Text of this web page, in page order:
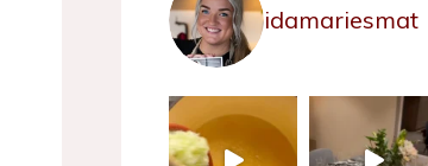
idamariesmat